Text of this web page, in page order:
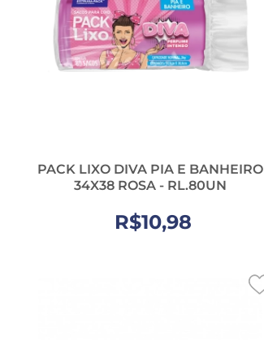
PACK LIXO DIVA PIA E BANHEIRO
34X38 ROSA - RL.80UN
R$10,98